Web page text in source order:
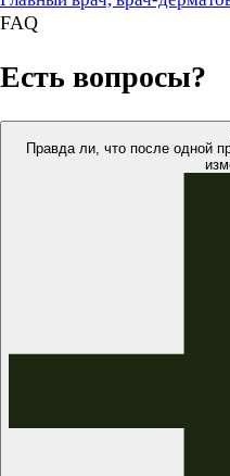
FAQ
Есть вопросы?
Правда ли, что после одной